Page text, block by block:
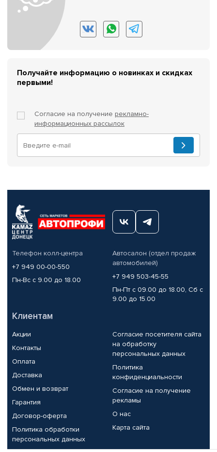
Получайте информацию о новинках и скидках
первыми!
Согласие на получение рекламно-
информационных рассылок
Телефон колл-центра
+7 949 00-00-550
Пн-Вс с 9.00 до 18.00
Автосалон (отдел продаж
автомобилей)
+7 949 503-45-55
Пн-Пт с 09.00 до 18.00, Сб с
9.00 до 15.00
Клиентам
Акции
Контакты
Оплата
Доставка
Обмен и возврат
Гарантия
Договор-оферта
Политика обработки
персональных данных
Согласие посетителя сайта
на обработку
персональных данных
Политика
конфиденциальности
Согласие на получение
рекламы
О нас
Карта сайта